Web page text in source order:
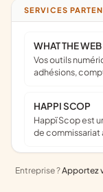
SERVICES
WHAT THE WEB
Vos outils numériques au service de votre mission : site web,
adhésions,
HAPPI SCOP
Happï Scop est une coopérative d’expertise comptable &
de commissariat
Entreprise ?Apportez